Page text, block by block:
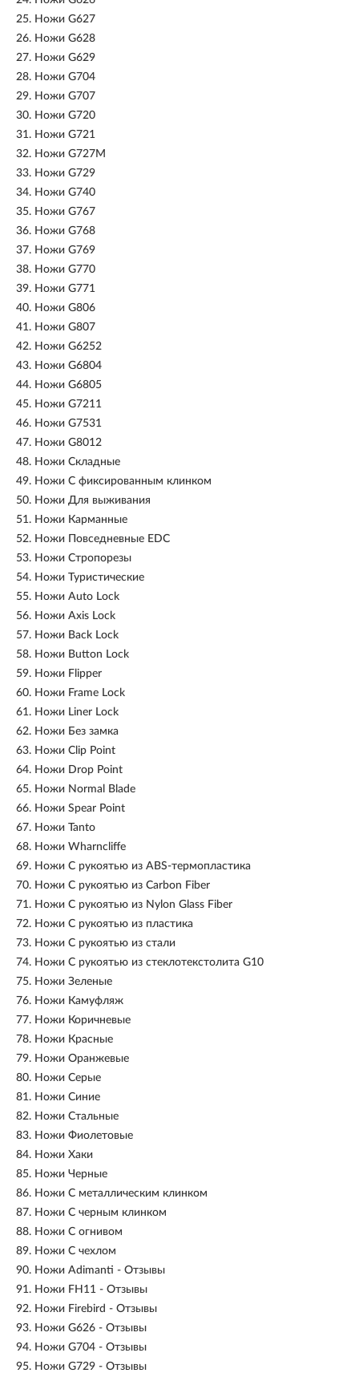
25. Ножи G627
26. Ножи G628
27. Ножи G629
28. Ножи G704
29. Ножи G707
30. Ножи G720
31. Ножи G721
32. Ножи G727M
33. Ножи G729
34. Ножи G740
35. Ножи G767
36. Ножи G768
37. Ножи G769
38. Ножи G770
39. Ножи G771
40. Ножи G806
41. Ножи G807
42. Ножи G6252
43. Ножи G6804
44. Ножи G6805
45. Ножи G7211
46. Ножи G7531
47. Ножи G8012
48. Ножи Складные
49. Ножи С фиксированным клинком
50. Ножи Для выживания
51. Ножи Карманные
52. Ножи Повседневные EDC
53. Ножи Стропорезы
54. Ножи Туристические
55. Ножи Auto Lock
56. Ножи Axis Lock
57. Ножи Back Lock
58. Ножи Button Lock
59. Ножи Flipper
60. Ножи Frame Lock
61. Ножи Liner Lock
62. Ножи Без замка
63. Ножи Clip Point
64. Ножи Drop Point
65. Ножи Normal Blade
66. Ножи Spear Point
67. Ножи Tanto
68. Ножи Wharncliffe
69. Ножи С рукоятью из ABS-термопластика
70. Ножи С рукоятью из Carbon Fiber
71. Ножи С рукоятью из Nylon Glass Fiber
72. Ножи С рукоятью из пластика
73. Ножи С рукоятью из стали
74. Ножи С рукоятью из стеклотекстолита G10
75. Ножи Зеленые
76. Ножи Камуфляж
77. Ножи Коричневые
78. Ножи Красные
79. Ножи Оранжевые
80. Ножи Серые
81. Ножи Синие
82. Ножи Стальные
83. Ножи Фиолетовые
84. Ножи Хаки
85. Ножи Черные
86. Ножи С металлическим клинком
87. Ножи С черным клинком
88. Ножи С огнивом
89. Ножи С чехлом
90. Ножи Adimanti - Отзывы
91. Ножи FH11 - Отзывы
92. Ножи Firebird - Отзывы
93. Ножи G626 - Отзывы
94. Ножи G704 - Отзывы
95. Ножи G729 - Отзывы